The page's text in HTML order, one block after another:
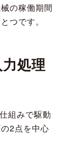
の稼働期間
つです。
処理
組みで駆動
2点を中心